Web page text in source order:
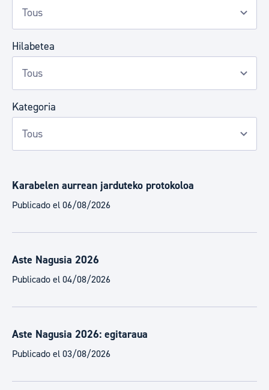
Hilabetea
Kategoria
Karabelen aurrean jarduteko protokoloa
Publicado el 06/08/2026
Aste Nagusia 2026
Publicado el 04/08/2026
Aste Nagusia 2026: egitaraua
Publicado el 03/08/2026